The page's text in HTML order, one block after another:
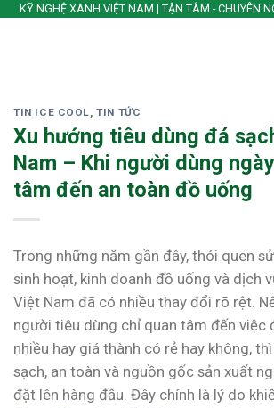
SkipKỸ NGHỆ XANH VIỆT NAM | TẬN TÂM - CHUYÊN
TIN ICE COOL,TIN TỨC
Xu hướng tiêu dùng đá
Nam – Khi người dùng
tâm đến an toàn đồ uống
Trong những năm gần đây, thói quen
sinh hoạt, kinh doanh đồ uống và dịch
Việt Nam đã có nhiều thay đổi rõ rệt.
người tiêu dùng chỉ quan tâm đến việc
nhiều hay giá thành có rẻ hay không,
sạch, an toàn và nguồn gốc sản xuất
đặt lên hàng đầu. Đây chính là lý do